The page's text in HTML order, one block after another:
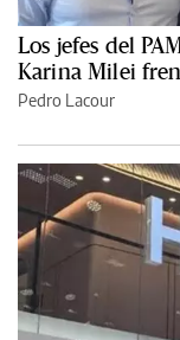
Los jefes del
Karina Milei
Pedro Lacour